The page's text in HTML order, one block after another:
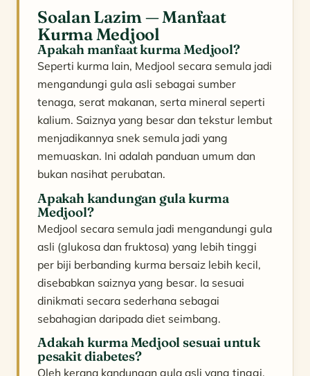
Soalan Lazim — Manfaat
Kurma Medjool
Apakah manfaat kurma Medjool?
Seperti kurma lain, Medjool secara semula jadi
mengandungi gula asli sebagai sumber
tenaga, serat makanan, serta mineral seperti
kalium. Saiznya yang besar dan tekstur lembut
menjadikannya snek semula jadi yang
memuaskan. Ini adalah panduan umum dan
bukan nasihat perubatan.
Apakah kandungan gula kurma
Medjool?
Medjool secara semula jadi mengandungi gula
asli (glukosa dan fruktosa) yang lebih tinggi
per biji berbanding kurma bersaiz lebih kecil,
disebabkan saiznya yang besar. Ia sesuai
dinikmati secara sederhana sebagai
sebahagian daripada diet seimbang.
Adakah kurma Medjool sesuai untuk
pesakit diabetes?
Oleh kerana kandungan gula asli yang tinggi,